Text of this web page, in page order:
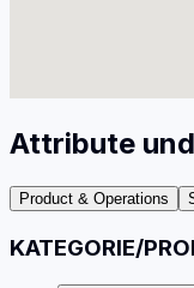
Attribute
Product & Operations
KATEGORIE/